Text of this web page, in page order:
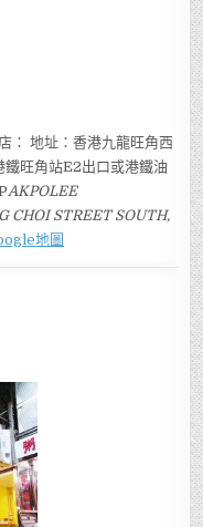
地址：香港九龍旺角西
旺角站E2出口或港鐵油
AKPOLEE
CHOI STREET SOUTH,
地圖